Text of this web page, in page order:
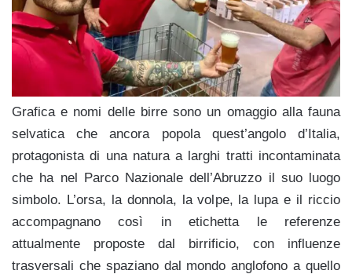
Grafica e nomi delle birre sono un omaggio alla fauna
selvatica che ancora popola quest’angolo d’Italia,
protagonista di una natura a larghi tratti incontaminata
che ha nel Parco Nazionale dell’Abruzzo il suo luogo
simbolo. L’orsa, la donnola, la volpe, la lupa e il riccio
accompagnano così in etichetta le referenze
attualmente proposte dal birrificio, con influenze
trasversali che spaziano dal mondo anglofono a quello